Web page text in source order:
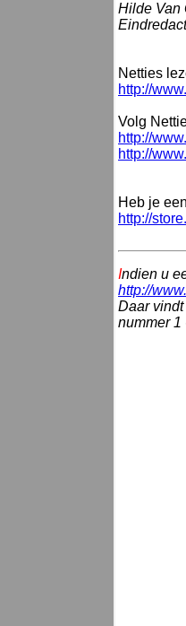
Hilde Van
Netties
http://
Volg
http://
http://
Heb je
http://
Indien u
http://
Daar
nummer 1